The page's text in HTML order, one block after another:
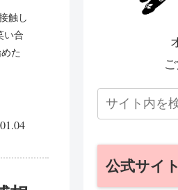
触し
い合
た
公式サイト